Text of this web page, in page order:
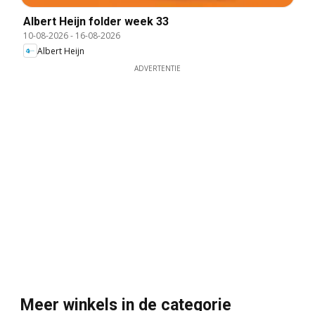
Albert Heijn folder week 33
10-08-2026- 16-08-2026
Albert Heijn
ADVERTENTIE
Meer winkels in de categorie